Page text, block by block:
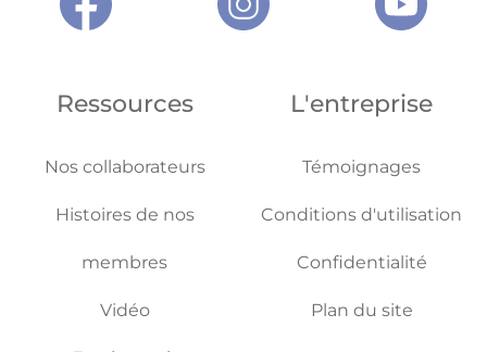
Ressources
Nos collaborateurs
Histoires de nos
membres
Vidéo
L'entreprise
Témoignages
Conditions d'utilisation
Confidentialité
Plan du site